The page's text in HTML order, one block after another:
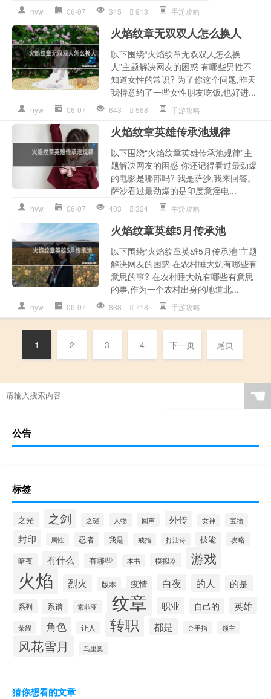
hyw 06-07 345 913 手游攻略
火焰纹章无双双人怎么换人
以下围绕“火焰纹章无双双人怎么换
人”主题解决网友的困惑 有哪些男性不
知道女性的常识? 为了你这个问题,昨天
我特意约了一些女性朋友吃饭,也好进...
hyw 06-07 643 568 手游攻略
火焰纹章英雄传承池规律
以下围绕“火焰纹章英雄传承池规律”主
题解决网友的困惑 你还记得看过最劲爆
的电影是哪部吗? 我是萨沙,我来回答。
萨沙看过最劲爆的是印度意淫电...
hyw 06-07 403 324 手游攻略
火焰纹章英雄5月传承池
以下围绕“火焰纹章英雄5月传承池”主题
解决网友的困惑 在农村睡大炕有哪些有
意思的事? 在农村睡大炕有哪些有意思
的事,作为一个农村出身的地道北...
hyw 06-07 888 718 手游攻略
1 2 3 4 下一页 尾页
☚
公告
标签
之光 之剑 之谜 人物 回声 外传 女神 宝物
封印 属性 忍者 我是 戒指 打油诗 技能 攻略
暗夜 有什么 有哪些 本书 模拟器 游戏
火焰 烈火 版本 疫情 白夜 的人 的是
系列 系谱 索菲亚 纹章 职业 自己的 英雄
荣耀 角色 让人 转职 都是 金手指 领主
风花雪月 马里奥
猜你想看的文章